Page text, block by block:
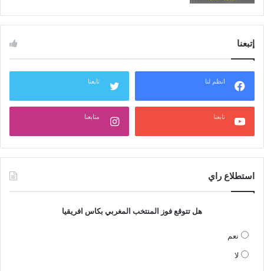
إتبعنا
انظم لنا تابعنا
تابعنا متابعنا
استطلاع راي
هل تتوقع فوز المنتخب المغربي بكاس افريقيا
نعم
لا